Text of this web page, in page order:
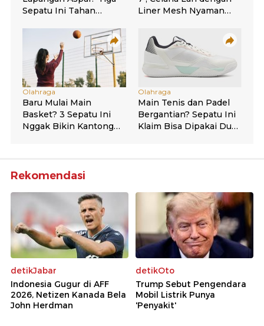
Rekomendasi
detikJabar
Indonesia Gugur di AFF
2026, Netizen Kanada Bela
John Herdman
detikOto
Trump Sebut Pengendara
Mobil Listrik Punya
'Penyakit'